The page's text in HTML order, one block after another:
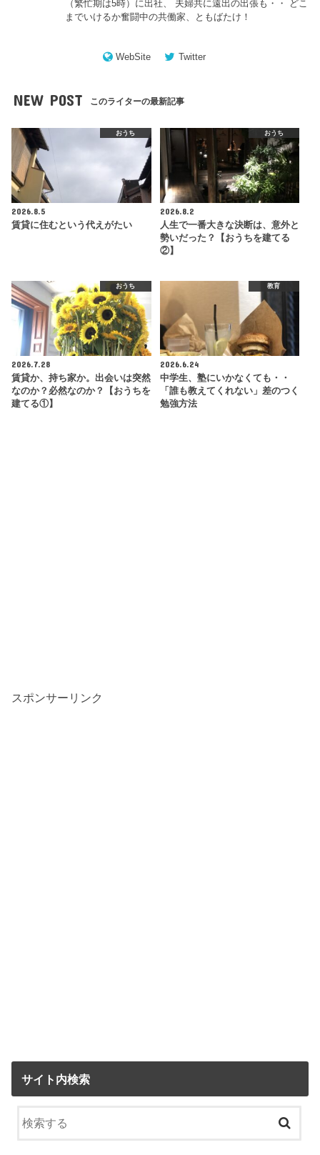
（繁忙期は5時）に出社、 夫婦共に遠出の出張も・・ どこ
までいけるか奮闘中の共働家、ともばたけ！
WebSite Twitter
NEW POST このライターの最新記事
おうち
2026.8.5
賃貸に住むという代えがたい
おうち
2026.8.2
人生で一番大きな決断は、意外と
勢いだった？【おうちを建てる
②】
おうち
2026.7.28
賃貸か、持ち家か。出会いは突然
なのか？必然なのか？【おうちを
建てる①】
教育
2026.6.24
中学生、塾にいかなくても・・
「誰も教えてくれない」差のつく
勉強方法
スポンサーリンク
サイト内検索